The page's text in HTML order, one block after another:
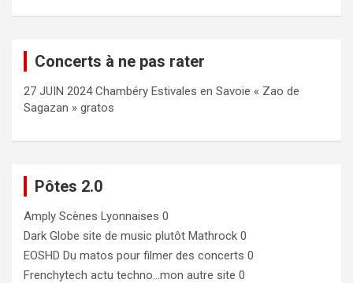
Concerts à ne pas rater
27 JUIN 2024 Chambéry Estivales en Savoie « Zao de
Sagazan » gratos
Pôtes 2.0
Amply Scènes Lyonnaises 0
Dark Globe site de music plutôt Mathrock 0
EOSHD Du matos pour filmer des concerts 0
Frenchytech actu techno…mon autre site 0